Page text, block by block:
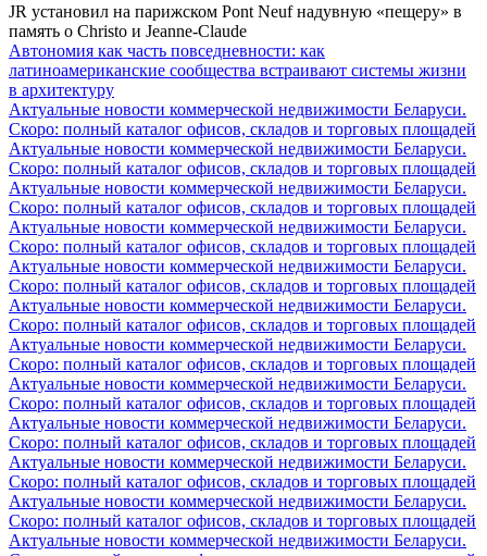
JR установил на парижском Pont Neuf надувную «пещеру» в
память о Christo и Jeanne-Claude
Автономия как часть повседневности: как
латиноамериканские сообщества встраивают системы жизни
в архитектуру
Актуальные новости коммерческой недвижимости Беларуси.
Скоро: полный каталог офисов, складов и торговых площадей
Актуальные новости коммерческой недвижимости Беларуси.
Скоро: полный каталог офисов, складов и торговых площадей
Актуальные новости коммерческой недвижимости Беларуси.
Скоро: полный каталог офисов, складов и торговых площадей
Актуальные новости коммерческой недвижимости Беларуси.
Скоро: полный каталог офисов, складов и торговых площадей
Актуальные новости коммерческой недвижимости Беларуси.
Скоро: полный каталог офисов, складов и торговых площадей
Актуальные новости коммерческой недвижимости Беларуси.
Скоро: полный каталог офисов, складов и торговых площадей
Актуальные новости коммерческой недвижимости Беларуси.
Скоро: полный каталог офисов, складов и торговых площадей
Актуальные новости коммерческой недвижимости Беларуси.
Скоро: полный каталог офисов, складов и торговых площадей
Актуальные новости коммерческой недвижимости Беларуси.
Скоро: полный каталог офисов, складов и торговых площадей
Актуальные новости коммерческой недвижимости Беларуси.
Скоро: полный каталог офисов, складов и торговых площадей
Актуальные новости коммерческой недвижимости Беларуси.
Скоро: полный каталог офисов, складов и торговых площадей
Актуальные новости коммерческой недвижимости Беларуси.